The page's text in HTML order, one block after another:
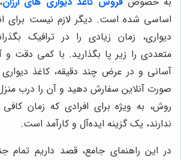
اساسی شده است. دیگر لازم نیست برای
دیواری، زمان زیادی را در ترافیک
متعددی را زیر پا بگذارید. با کمی دقت و
آسانی و در عرض چند دقیقه، کاغذ دیواری
صورت آنلاین سفارش دهید و آن را درب
روش، به ویژه برای افرادی که زمان
ندارند، یک گزینه ایده‌آل و کارآمد است.
در این راهنمای جامع، قصد داریم تمام